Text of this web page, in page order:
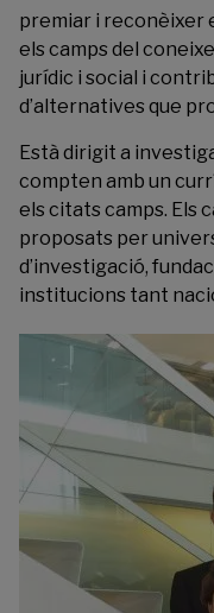
premiar i reconèixer
els camps del
jurídic i social i
d’alternatives que
Està dirigit a
compten amb un
els citats camps. Els
proposats per
d’investigació,
institucions tant